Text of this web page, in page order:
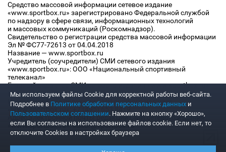
Средство массовой информации сетевое издание
«www.sportbox.ru» зарегистрировано Федеральной службой
по надзору в сфере связи, информационных технологий
и массовых коммуникаций (Роскомнадзор).
Свидетельство о регистрации средства массовой информации
Эл № ФС77-72613 от 04.04.2018
Название — www.sportbox.ru
Учредитель (соучредители) СМИ сетевого издания
«www.sportbox.ru»: ООО «Национальный спортивный
телеканал»
Главный редактор СМИ сетевого издания «www.sportbox.ru»:
Конов В.А.
Номер телефона редакции СМИ сетевого издания
«www.sportbox.ru»: +7 (495) 653 8419
Адрес электронной почты редакции СМИ сетевого издания
«www.sportbox.ru»: editor@sportbox.ru
Мы используем файлы Сookie для корректной работы веб-сайта.
Подробнее в Политике обработки персональных данных и
Пользовательском соглашении. Нажмите на кнопку «Хорошо»,
если Вы согласны на использование файлов cookie. Если нет, то
отключите Cookies в настройках браузера